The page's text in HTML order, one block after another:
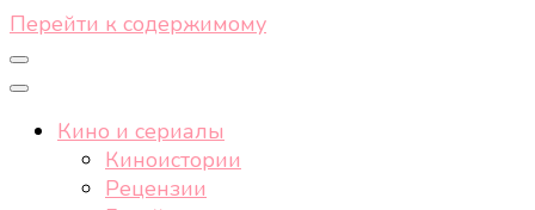
Перейти к содержимому
Кино и сериалы
Киноистории
Рецензии